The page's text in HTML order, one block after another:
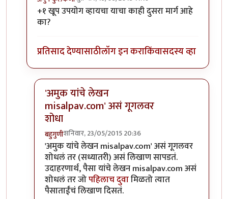
In reply toआयडी पुढे /authored लाउनbyअनुप ढेरे
+१ खूप उपयोग व्हायचा याचा काही दुसरा मार्ग आहे
का?
प्रतिसाद देण्यासाठीलॉग इन कराकिंवासदस्य व्हा
'अमुक यांचे लेखन
misalpav.com' असं गूगलवर
शोधा
बहुगुणीशनिवार, 23/05/2015 20:36
In reply to+१byअनुप कुलकर्णी
'अमुक यांचे लेखन misalpav.com' असं गूगलवर
शोधलं तर (सध्यातरी) असं लिखाण सापडतं.
उदाहरणार्थ, पैसा यांचे लेखन misalpav.com असं
शोधलं तर जोपहिलाच दुवामिळतो त्यात
पैसाताईंचं लिखाण दिसतं.